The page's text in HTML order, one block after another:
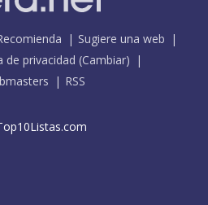
Sugiere una web
de privacidad (Cambiar)
RSS